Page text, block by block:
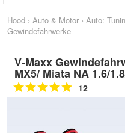
Hood › Auto & Motor › Auto:
Gewindefahrwerke
V-Maxx
MX5/ Miata NA 1.6/
12